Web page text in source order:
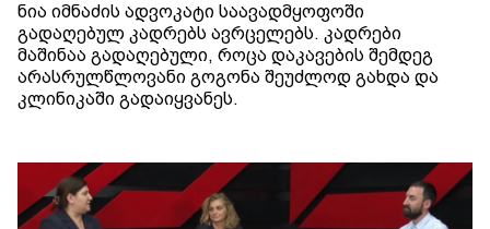
ნია იმნაძის ადვოკატი საავადმყოფოში
გადაღებულ კადრებს ავრცელებს. კადრები
მაშინაა გადაღებული, როცა დაკავების შემდეგ
არასრულწლოვანი გოგონა შეუძლოდ გახდა და
კლინიკაში გადაიყვანეს.